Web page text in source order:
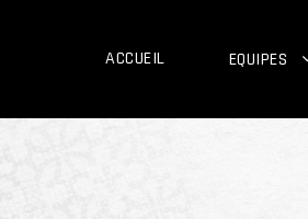
ACCUEIL EQUIPES